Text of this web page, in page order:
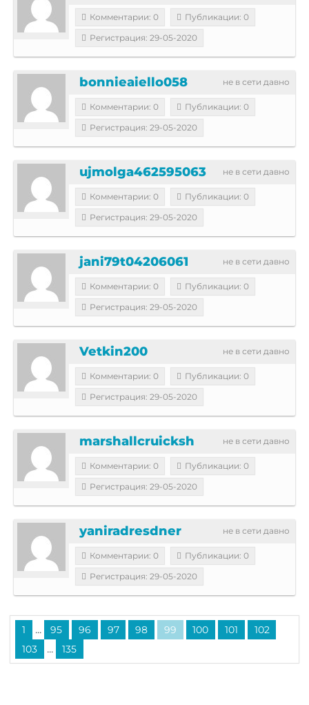
Комментарии: 0
Публикации: 0
Регистрация: 29-05-2020
не в сети давно
bonnieaiello058
Комментарии: 0
Публикации: 0
Регистрация: 29-05-2020
не в сети давно
ujmolga462595063
Комментарии: 0
Публикации: 0
Регистрация: 29-05-2020
не в сети давно
jani79t04206061
Комментарии: 0
Публикации: 0
Регистрация: 29-05-2020
не в сети давно
Vetkin200
Комментарии: 0
Публикации: 0
Регистрация: 29-05-2020
не в сети давно
marshallcruicksh
Комментарии: 0
Публикации: 0
Регистрация: 29-05-2020
не в сети давно
yaniradresdner
Комментарии: 0
Публикации: 0
Регистрация: 29-05-2020
1 ... 95 96 97 98 99 100 101
102
103
... 135